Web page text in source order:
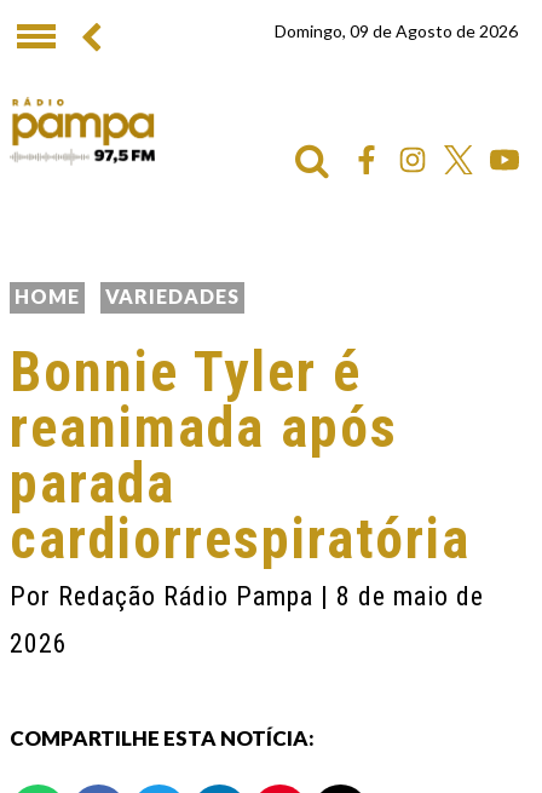
Domingo, 09 de Agosto de 2026
HOME VARIEDADES
Bonnie Tyler é
reanimada após
parada
cardiorrespiratória
Por Redação Rádio Pampa | 8 de maio de
2026
COMPARTILHE ESTA NOTÍCIA: